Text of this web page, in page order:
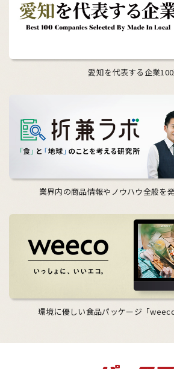
愛知を代表する企業
業界内の商品情報やノウハウ全般を
環境に優しい食品パッケージ「